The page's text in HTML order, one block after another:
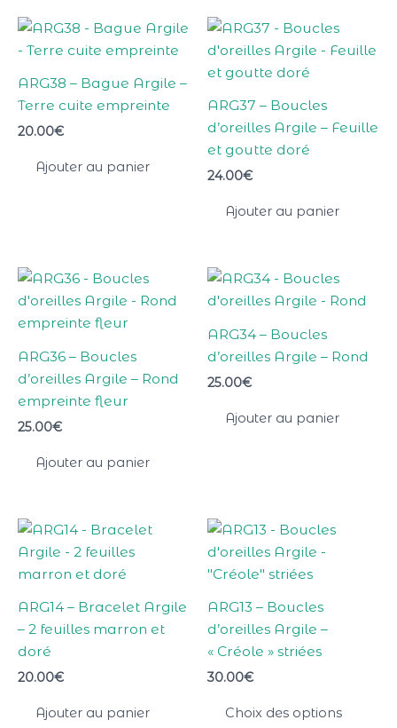
ARG38 – Bague Argile –
Terre cuite empreinte
20.00€
Ajouter au panier
ARG37 – Boucles
d’oreilles Argile – Feuille
et goutte doré
24.00€
Ajouter au panier
ARG36 – Boucles
d’oreilles Argile – Rond
empreinte fleur
25.00€
Ajouter au panier
ARG34 – Boucles
d’oreilles Argile – Rond
25.00€
Ajouter au panier
ARG14 – Bracelet Argile
– 2 feuilles marron et
doré
20.00€
Ajouter au panier
ARG13 – Boucles
d’oreilles Argile –
« Créole » striées
30.00€
Choix des options